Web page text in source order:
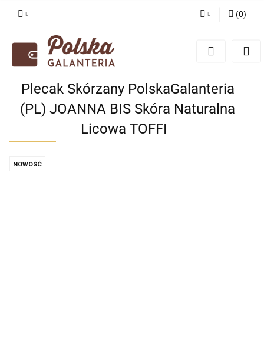
Zaloguj się
(0)
Plecak Skórzany PolskaGalanteria
(PL) JOANNA BIS Skóra Naturalna
Licowa TOFFI
NOWOŚĆ